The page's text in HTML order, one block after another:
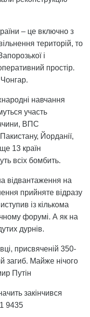
– це включно з
територій, то
і
простір.
навчання
участь
ВПС
Йорданії,
13 країн
всіх бомбить.
відвантаження на
прийняте відразу
із кількома
форумі. А як на
дурнів.
присвяченій 350-
загиб. Майже нічого
Путін
закінчився
9435